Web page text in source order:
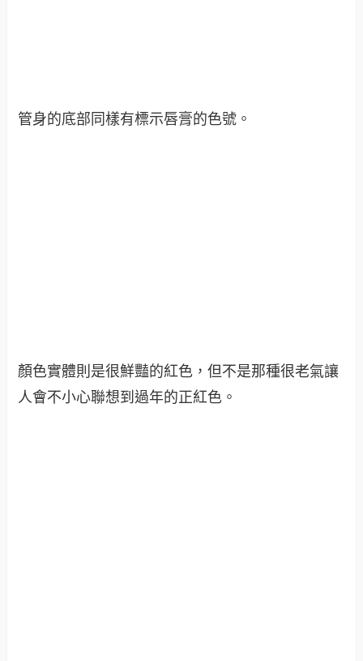
管身的底部同樣有標示唇膏的色號。
顏色實體則是很鮮豔的紅色，但不是那種很老氣讓
人會不小心聯想到過年的正紅色。